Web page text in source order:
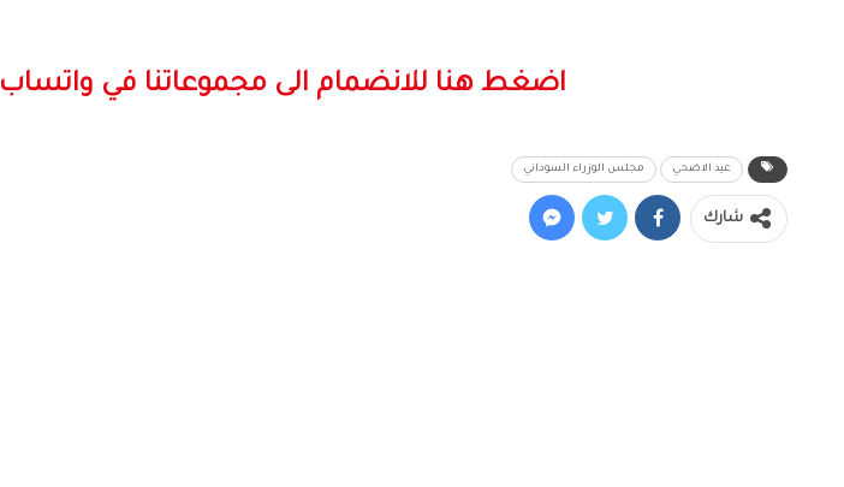
اضغط هنا للانضمام الى مجموعاتنا في واتساب
عيد الاضحي مجلس الوزراء السوداني
شارك